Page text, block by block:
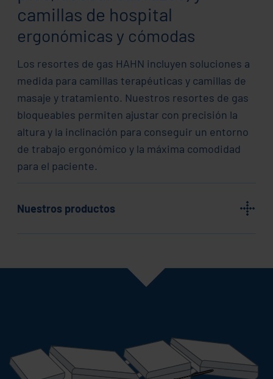
camillas de hospital
ergonómicas y cómodas
Los resortes de gas HAHN incluyen soluciones a
medida para camillas terapéuticas y camillas de
masaje y tratamiento. Nuestros resortes de gas
bloqueables permiten ajustar con precisión la
altura y la inclinación para conseguir un entorno
de trabajo ergonómico y la máxima comodidad
para el paciente.
Nuestros productos